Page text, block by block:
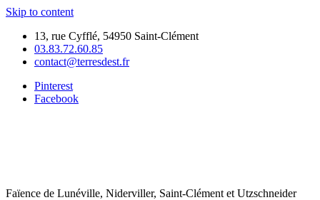
Skip to content
13, rue Cyfflé, 54950 Saint-Clément
03.83.72.60.85
contact@terresdest.fr
Pinterest
Facebook
Faïence de Lunéville, Niderviller, Saint-Clément et Utzschneider